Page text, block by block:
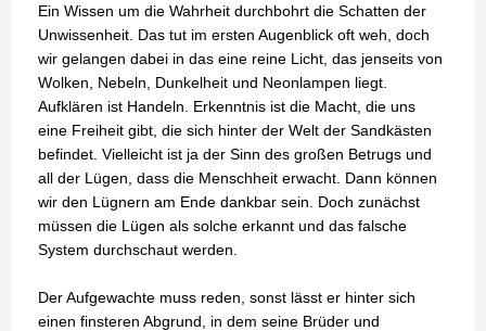
Ein Wissen um die Wahrheit durchbohrt die Schatten der
Unwissenheit. Das tut im ersten Augenblick oft weh, doch
wir gelangen dabei in das eine reine Licht, das jenseits von
Wolken, Nebeln, Dunkelheit und Neonlampen liegt.
Aufklären ist Handeln. Erkenntnis ist die Macht, die uns
eine Freiheit gibt, die sich hinter der Welt der Sandkästen
befindet. Vielleicht ist ja der Sinn des großen Betrugs und
all der Lügen, dass die Menschheit erwacht. Dann können
wir den Lügnern am Ende dankbar sein. Doch zunächst
müssen die Lügen als solche erkannt und das falsche
System durchschaut werden.
Der Aufgewachte muss reden, sonst lässt er hinter sich
einen finsteren Abgrund, in dem seine Brüder und